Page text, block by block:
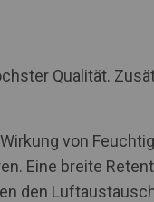
Qualität.
von
Eine breite
den